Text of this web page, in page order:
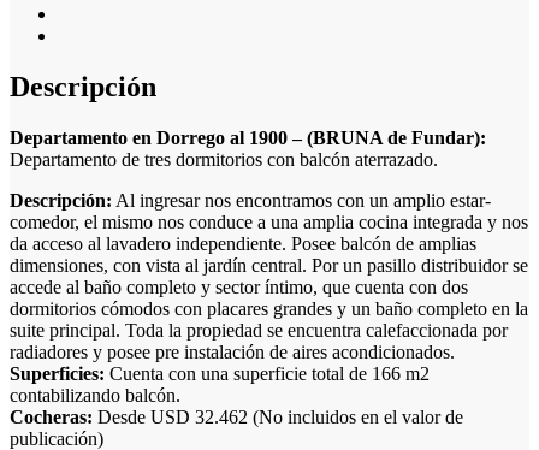
Descripción
Departamento en Dorrego al 1900 – (BRUNA de Fundar):
Departamento de tres dormitorios con balcón aterrazado.
Descripción: Al ingresar nos encontramos con un amplio estar-
comedor, el mismo nos conduce a una amplia cocina integrada y nos
da acceso al lavadero independiente. Posee balcón de amplias
dimensiones, con vista al jardín central. Por un pasillo distribuidor se
accede al baño completo y sector íntimo, que cuenta con dos
dormitorios cómodos con placares grandes y un baño completo en la
suite principal. Toda la propiedad se encuentra calefaccionada por
radiadores y posee pre instalación de aires acondicionados.
Superficies: Cuenta con una superficie total de 166 m2
contabilizando balcón.
Cocheras: Desde USD 32.462 (No incluidos en el valor de
publicación)